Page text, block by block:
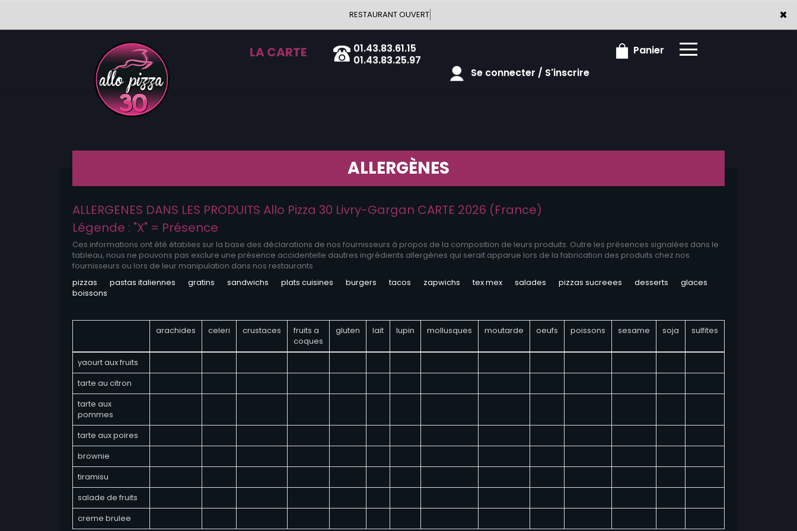
×
RESTAURANT OUVERT
LA CARTE
01.43.83.61.15
01.43.83.25.97
Se connecter / S'inscrire
Panier
×
ALLERGÈNES
ALLERGENES DANS LES PRODUITS Allo Pizza 30 Livry-Gargan CARTE 2026 (France)
Légende : "X" = Présence
Ces informations ont été établies sur la base des déclarations de nos fournisseurs à propos de la composition de leurs produits. Outre les présences signalées dans le
tableau, nous ne pouvons pas exclure une présence accidentelle dautres ingrédients allergènes qui serait apparue lors de la fabrication des produits chez nos
fournisseurs ou lors de leur manipulation dans nos restaurants
pizzas
pastas italiennes gratins sandwichs plats cuisines burgers tacos zapwichs tex mex salades pizzas sucreees desserts
glaces
boissons
arachides celeri crustaces
fruits a
coques
gluten lait lupin mollusques moutarde oeufs poissons sesame soja sulfites
yaourt aux fruits
tarte au citron
tarte aux
pommes
tarte aux poires
brownie
tiramisu
salade de fruits
creme brulee